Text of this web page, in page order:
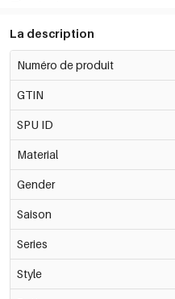
La description
Numéro de produit
GTIN
SPU ID
Material
Gender
Saison
Series
Style